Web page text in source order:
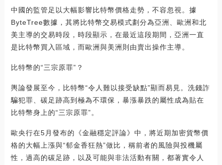
中國的監管足以大幅影響比特幣價格走勢，不容忽視。據
ByteTree數據，其將比特幣交易模式劃分為亞洲、歐洲和北
美主導的交易時段，時段顯示，在最近這段期間，亞洲一直
是比特幣買入區域，而歐洲與美洲則由賣出操作主導。
比特幣的“三宗原罪”？
輿論發展至今，比特幣“令人難以接受缺點”顯而易見。洗錢詐
騙犯罪、碳足跡高到極為不環保，暴漲暴跌的屬性成為貼在
比特幣身上的“三宗原罪”。
歐央行在5月發布的《金融穩定評論》中，將近期加密貨幣價
格的大幅上漲與“郁金香狂熱”做比，稱前者的風險與投機屬
性，過高的碳足跡，以及可能與非法活動有關，都著實令人